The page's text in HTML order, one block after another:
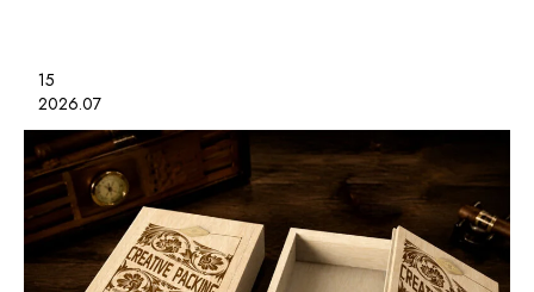
15
2026.07